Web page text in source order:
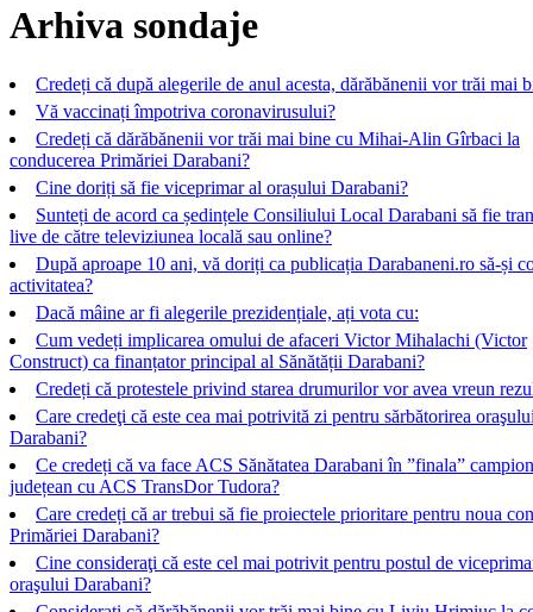
Arhiva sondaje
Credeți că după alegerile de anul acesta, dărăbănenii vor trăi mai
Vă vaccinați împotriva coronavirusului?
Credeți că dărăbănenii vor trăi mai bine cu Mihai-Alin Gîrbaci la
conducerea Primăriei Darabani?
Cine doriți să fie viceprimar al orașului Darabani?
Sunteți de acord ca ședințele Consiliului Local Darabani să fie
live de către televiziunea locală sau online?
După aproape 10 ani, vă doriți ca publicația Darabaneni.ro să-și
activitatea?
Dacă mâine ar fi alegerile prezidențiale, ați vota cu:
Cum vedeți implicarea omului de afaceri Victor Mihalachi (Victor
Construct) ca finanțator principal al Sănătății Darabani?
Credeți că protestele privind starea drumurilor vor avea vreun
Care credeţi că este cea mai potrivită zi pentru sărbătorirea
Darabani?
Ce credeți că va face ACS Sănătatea Darabani în ”finala”
județean cu ACS TransDor Tudora?
Care credeți că ar trebui să fie proiectele prioritare pentru noua
Primăriei Darabani?
Cine consideraţi că este cel mai potrivit pentru postul de
oraşului Darabani?